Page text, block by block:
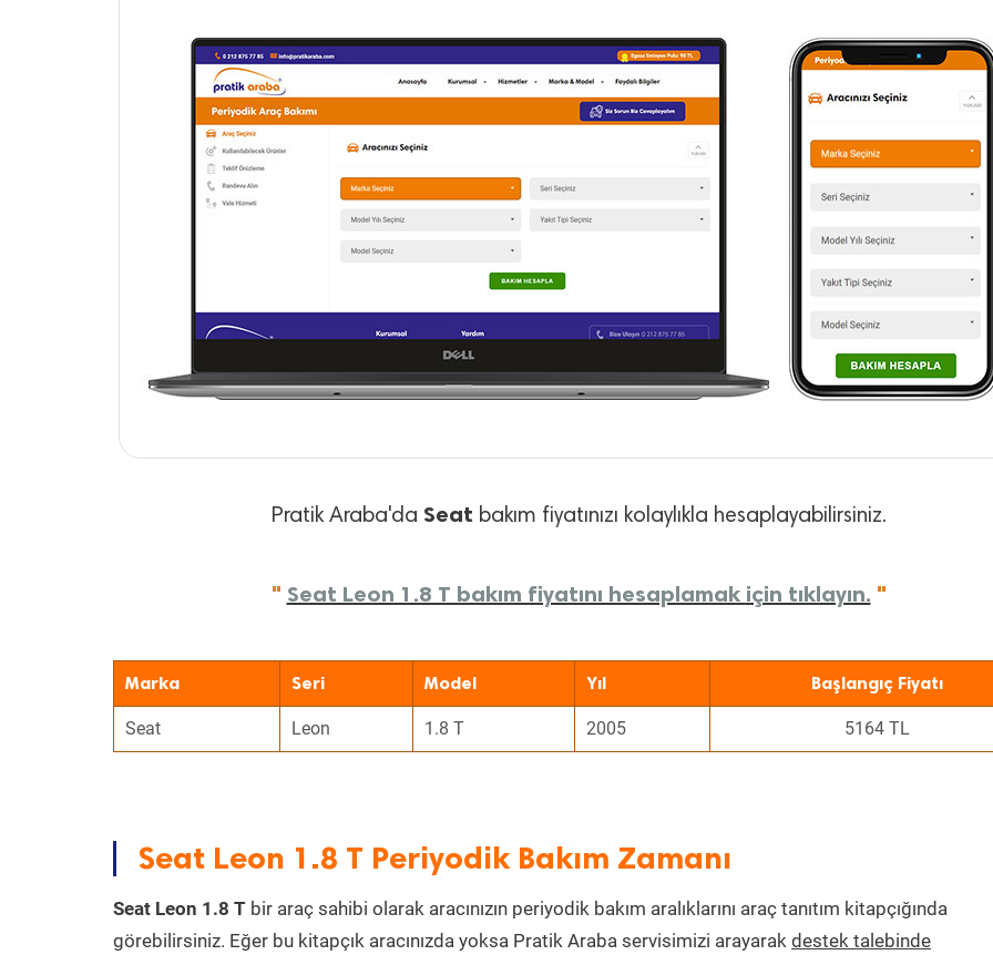
Pratik Araba'da Seatbakım fiyatınızı kolaylıkla hesaplayabilirsiniz.
" Seat Leon 1.8 T bakım fiyatını hesaplamak için tıklayın. "
Marka Seri Model Yıl Başlangıç Fiyatı
Seat Leon 1.8 T 2005 5164 TL
Seat Leon 1.8 T Periyodik Bakım Zamanı
Seat Leon 1.8 T bir araç sahibi olarak aracınızın periyodik bakım aralıklarını araç tanıtım kitapçığında
görebilirsiniz. Eğer bu kitapçık aracınızda yoksa Pratik Araba servisimizi arayarak destek talebinde